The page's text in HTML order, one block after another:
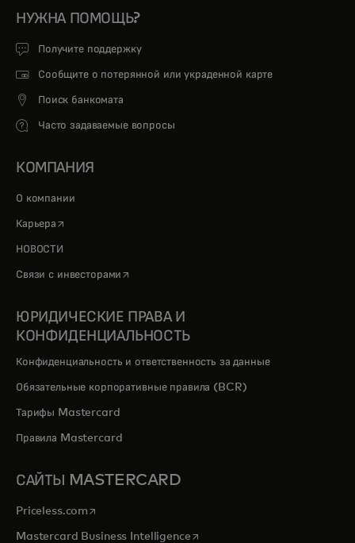
НУЖНА ПОМОЩЬ?
Получите поддержку
Сообщите о потерянной или украденной карте
Поиск банкомата
Часто задаваемые вопросы
КОМПАНИЯ
О компании
Карьера opens in a new tab
НОВОСТИ
Связи с инвесторами opens in a new tab
ЮРИДИЧЕСКИЕ ПРАВА И
КОНФИДЕНЦИАЛЬНОСТЬ
Конфиденциальность и ответственность за данные
Обязательные корпоративные правила (BCR)
Тарифы Mastercard
Правила Mastercard
САЙТЫ MASTERCARD
Priceless.com opens in a new tab
Mastercard Business Intelligenceopens in a new tab